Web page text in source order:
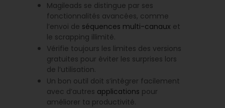
Magileads se distingue par ses
fonctionnalités avancées, comme
l’envoi de séquences multi-canaux et
le scrapping illimité.
Vérifie toujours les limites des versions
gratuites pour éviter les surprises lors
de l’utilisation.
Un bon outil doit s’intégrer facilement
avec d’autres applications pour
améliorer ta productivité.